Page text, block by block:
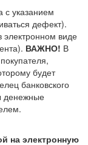
с указанием
дефект).
электронном виде
ВАЖНО! В
будет
банковского
денежные
на электронную